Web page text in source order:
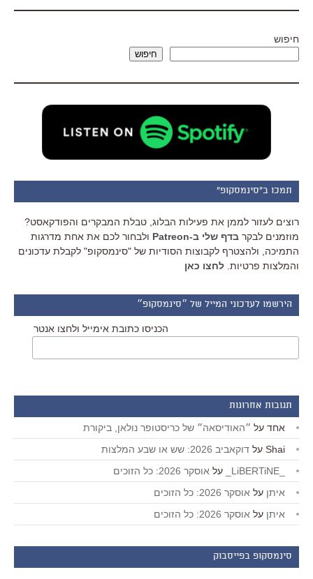
חיפוש
חיפוש
תמכו ב"סינמסקופ"
רוצים לעזור לממן את פעילות הבלוג, טבלת המבקרים והפודקאסט?
מוזמנים לבקר בדף שלי ב-Patreon
ולבחור לכם את אחת מדרגות
התמיכה, ולהצטרף לקבוצות הסודיות של "סינמסקופ" לקבלת עדכונים
והמלצות פרטיות. לחצו כאן
הירשמו לעדכוני המייל של ״סינמסקופ״
הכניסו כתובת אימייל ולחצו אנטר
תגובות אחרונות
אחד על ״האודיסאה״ של כריסטופר נולאן, ביקורת
Shai על דוקאביב 2026: שש או שבע המלצות
על אוסקר 2026: כל הזוכים
איתן על אוסקר 2026: כל הזוכים
איתן על אוסקר 2026: כל הזוכים
סינמסקופ בפייסבוק